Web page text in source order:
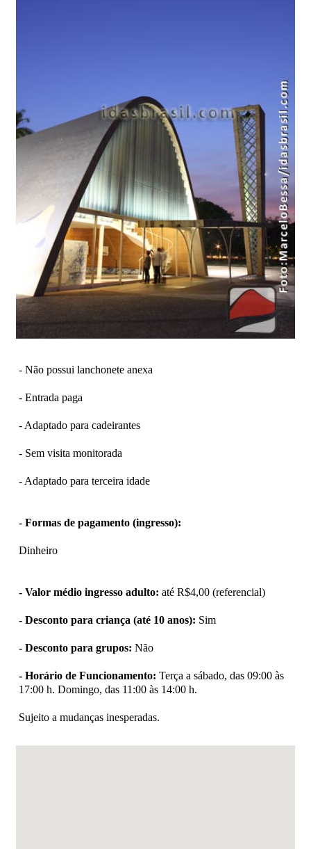
- Não possui lanchonete anexa
- Entrada paga
- Adaptado para cadeirantes
- Sem visita monitorada
- Adaptado para terceira idade
- Formas de pagamento (ingresso):
Dinheiro
- Valor médio ingresso adulto: até R$4,00 (referencial)
- Desconto para criança (até 10 anos): Sim
- Desconto para grupos: Não
- Horário de Funcionamento: Terça a sábado, das 09:00 às
17:00 h. Domingo, das 11:00 às 14:00 h.
Sujeito a mudanças inesperadas.